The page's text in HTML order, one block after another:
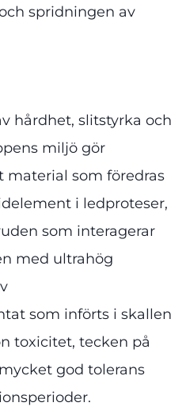
spridningen av
hårdhet, slitstyrka och
miljö gör
som föredras
i ledproteser,
som interagerar
med ultrahög
som införts i skallen
toxicitet, tecken på
god tolerans